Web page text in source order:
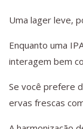
Uma lager leve,
Enquanto uma
interagem bem
Se você prefere
ervas frescas